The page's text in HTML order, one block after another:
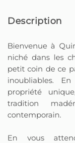
Description
Bienvenue à
niché dans les
petit coin de ce
inoubliables.
propriété
tradition
contemporain.
En vous